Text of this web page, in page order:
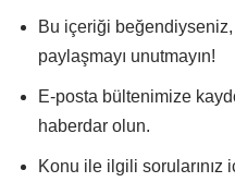
Bu içeriği beğendiyseniz,
paylaşmayı unutmayın!
E-posta bültenimize
haberdar olun.
Konu ile ilgili sorularınız